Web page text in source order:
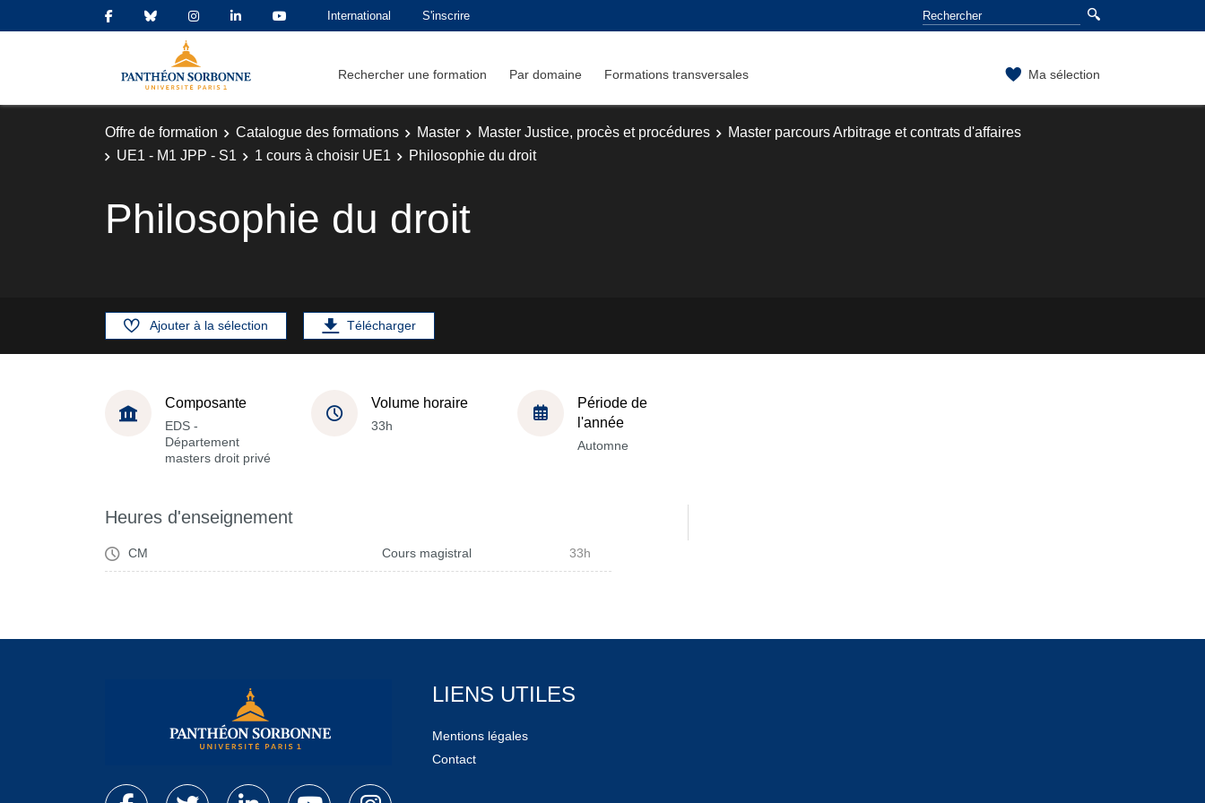
International S'inscrire
Rechercher une formation Par domaine Formations transversales Ma sélection
Offre de formation Catalogue des formations Master Master Justice, procès et procédures
Master parcours Arbitrage et contrats d'affaires
UE1 - M1 JPP - S1
1 cours à choisir UE1 Philosophie du droit
Philosophie du droit
Ajouter à la sélection Télécharger
Composante
EDS -
Département
masters droit privé
Volume horaire
33h
Période de
l'année
Automne
Heures d'enseignement
CM Cours magistral 33h
LIENS UTILES
Mentions légales
Contact